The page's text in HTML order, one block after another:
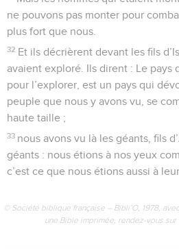
ne pouvons pas monter pour
plus fort que nous.
32 Et ils décrièrent devant les fils
avaient exploré. Ils dirent : Le pays
pour l’explorer, est un pays qui
peuple que nous y avons vu, se
haute taille ;
33 nous avons vu là les géants, fils
géants : nous étions à nos yeux
c’est ce que nous étions aussi à
© Société biblique française – Bibli’O, 1978,
une Bible imprimée, rendez-vous